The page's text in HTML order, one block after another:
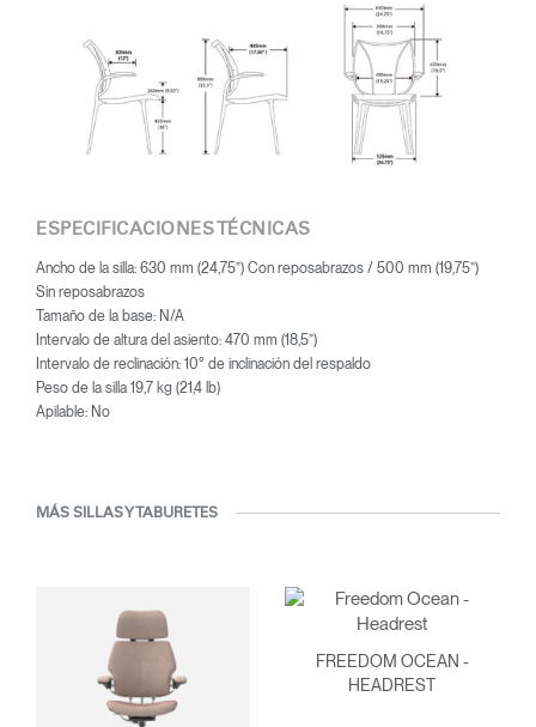
un amplio reconocimiento. Entre sus numerosos galardones
destacan el 2002 National Design Award del Museo Nacional de
Diseño Cooper-Hewitt, y el 1999 Chrysler Design Award. En su
última etapa, Diffrient centró sus esfuerzos en diseños
dedicados a espacios de oficina, sobre todo en el ámbito de la
sillería, una categoría en la que lideró múltiples avances
innovadores, desde los cilindros neumáticos para el ajuste de
ESPECIFICACIONES TÉCNICAS
Ancho de la silla: 630 mm (24,75”) Con reposabrazos / 500 mm (19,75”)
Sin reposabrazos
Tamaño de la base: N/A
Intervalo de altura del asiento: 470 mm (18,5”)
Intervalo de reclinación: 10° de inclinación del respaldo
Peso de la silla 19,7 kg (21,4 lb)
Apilable: No
MÁS SILLAS Y TABURETES
FREEDOM OCEAN -
HEADREST